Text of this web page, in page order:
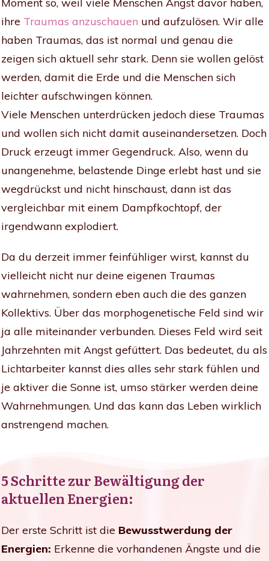
ihre Traumas anzuschauen und aufzulösen. Wir alle
haben Traumas, das ist normal und genau die
zeigen sich aktuell sehr stark. Denn sie wollen gelöst
werden, damit die Erde und die Menschen sich
leichter aufschwingen können.
Viele Menschen unterdrücken jedoch diese Traumas
und wollen sich nicht damit auseinandersetzen. Doch
Druck erzeugt immer Gegendruck. Also, wenn du
unangenehme, belastende Dinge erlebt hast und sie
wegdrückst und nicht hinschaust, dann ist das
vergleichbar mit einem Dampfkochtopf, der
irgendwann explodiert.
Da du derzeit immer feinfühliger wirst, kannst du
vielleicht nicht nur deine eigenen Traumas
wahrnehmen, sondern eben auch die des ganzen
Kollektivs. Über das morphogenetische Feld sind wir
ja alle miteinander verbunden. Dieses Feld wird seit
Jahrzehnten mit Angst gefüttert. Das bedeutet, du als
Lichtarbeiter kannst dies alles sehr stark fühlen und
je aktiver die Sonne ist, umso stärker werden deine
Wahrnehmungen. Und das kann das Leben wirklich
anstrengend machen.
5 Schritte zur Bewältigung der
aktuellen Energien:
Der erste Schritt ist die Bewusstwerdung der
Energien: Erkenne die vorhandenen Ängste und die